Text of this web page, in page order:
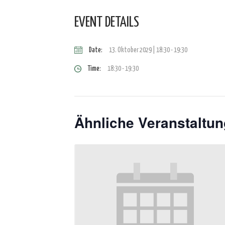
EVENT DETAILS
Date: 13. Oktober 2029 | 18:30-19:30
Time: 18:30 - 19:30
Ähnliche